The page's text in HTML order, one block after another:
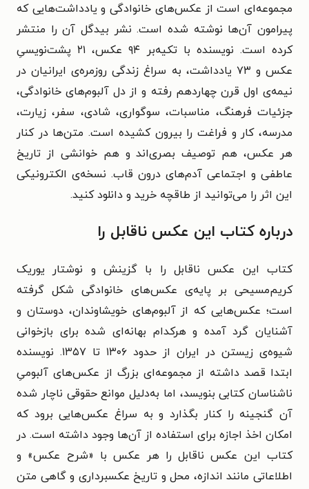
مجموعه‌ای است از عکس‌های خانوادگی و یادداشت‌هایی که
پیرامون آن‌ها نوشته شده است. نشر بیدگل آن را منتشر
کرده است. نویسنده با تکیه‌بر ۹۴ عکس، ۲۱ پشت‌نویسیِ
عکس و ۷۳ یادداشت، به سراغ زندگی روزمره‌ی ایرانیان در
نیمه‌ی اول قرن چهاردهم رفته و از دل آلبوم‌های خانوادگی،
جزئیات فرهنگ، مناسبات، سوگواری، شادی، سفر، زیارت،
مدرسه، کار و فراغت را بیرون کشیده است. متن‌ها در کنار
هر عکس، هم توصیف بصری‌اند و هم خوانشی از تاریخ
عاطفی و اجتماعی آدم‌های درون قاب. نسخه‌ی الکترونیکی
این اثر را می‌توانید از طاقچه خرید و دانلود کنید.
درباره کتاب این عکس ناقابل را
کتاب این عکس ناقابل را با گزینش و نوشتار یوریک
کریم‌مسیحی بر پایه‌ی عکس‌های خانوادگی شکل گرفته
است؛ عکس‌هایی که از آلبوم‌های خویشاوندان، دوستان و
آشنایان گرد آمده و هرکدام بهانه‌ای شده برای بازخوانی
شیوه‌ی زیستن در ایران از حدود ۱۳۰۶ تا ۱۳۵۷. نویسنده
ابتدا قصد داشته از مجموعه‌ای بزرگ از عکس‌های آلبومیِ
ناشناسان کتابی بنویسد، اما به‌دلیل موانع حقوقی ناچار شده
آن گنجینه را کنار بگذارد و به سراغ عکس‌هایی برود که
امکان اخذ اجازه برای استفاده از آن‌ها وجود داشته است. در
کتاب این عکس ناقابل را هر عکس با «شرح عکس» و
اطلاعاتی مانند اندازه، محل و تاریخ عکسبرداری و گاهی متن